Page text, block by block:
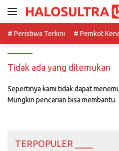
# Peristiwa Terkini
# Pemkot
Tidak ada yang ditemukan
Sepertinya kami tidak dapat
Mungkin pencarian bisa membantu.
TERPOPULER ____